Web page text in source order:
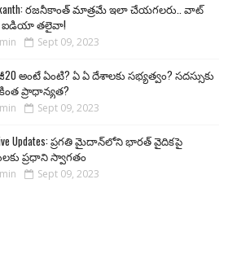
రజనీకాంత్ మాత్రమే ఇలా చేయగలరు.. వాట్
తలైవా!
Sept 09, 2023
అంటే ఏంటి? ఏ ఏ దేశాలకు సభ్యత్వం? సదస్సుకు
ప్రాధాన్యత?
Sept 09, 2023
Updates: ప్రగతి మైదాన్‌లోని భారత్ వైదికపై
ప్రధాని స్వాగతం
Sept 09, 2023